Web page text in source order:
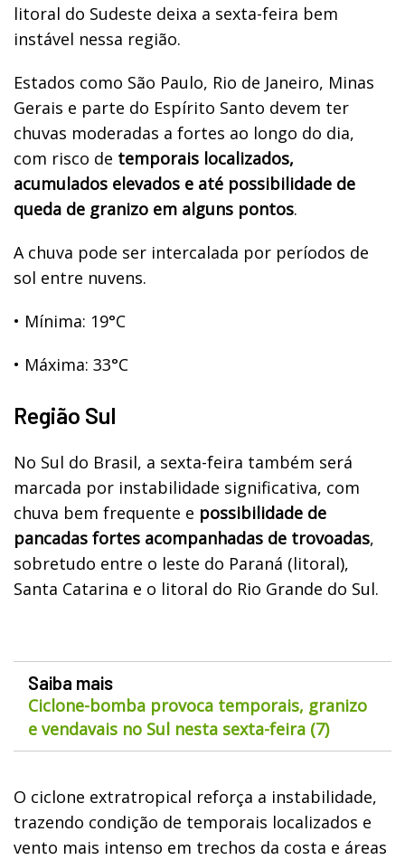
litoral do Sudeste deixa a sexta-feira bem
instável nessa região.
Estados como São Paulo, Rio de Janeiro, Minas
Gerais e parte do Espírito Santo devem ter
chuvas moderadas a fortes ao longo do dia,
com risco de temporais localizados,
acumulados elevados e até possibilidade de
queda de granizo em alguns pontos.
A chuva pode ser intercalada por períodos de
sol entre nuvens.
• Mínima: 19°C
• Máxima: 33°C
Região Sul
No Sul do Brasil, a sexta-feira também será
marcada por instabilidade significativa, com
chuva bem frequente e possibilidade de
pancadas fortes acompanhadas de trovoadas,
sobretudo entre o leste do Paraná (litoral),
Santa Catarina e o litoral do Rio Grande do Sul.
Saiba mais
Ciclone-bomba provoca temporais, granizo
e vendavais no Sul nesta sexta-feira (7)
O ciclone extratropical reforça a instabilidade,
trazendo condição de temporais localizados e
vento mais intenso em trechos da costa e áreas